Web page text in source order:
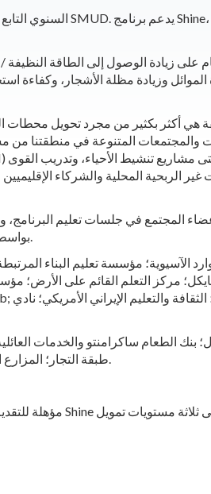
زيادة الوصول إلى الطاقة النظيفة /
وزيادة مظلة الأشجار، وكفاءة
الجائزة التنافسية. وفقًا لمتطلبات Shine، تتم مطابقة استثمارات SMUD بواسطة المستلم لتحقيق أقصى قدر من التأثير.
مركز التعلم القائم على الأرض؛
طبقة التجار؛ المزارع المولودة بالتربة؛ أكاديمية الجذر التربيعي؛ مخزن صن شاين للأغذية ومركز الموارد؛ الجيش خلاص؛ أصوات الشباب.